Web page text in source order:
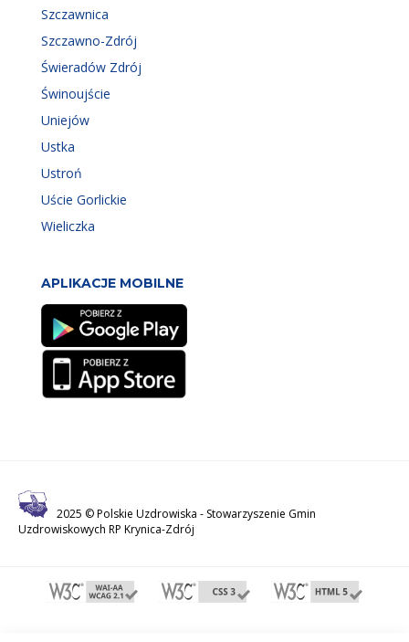
Szczawnica
Szczawno-Zdrój
Świeradów Zdrój
Świnoujście
Uniejów
Ustka
Ustroń
Uście Gorlickie
Wieliczka
APLIKACJE MOBILNE
2025 © Polskie Uzdrowiska - Stowarzyszenie Gmin
Uzdrowiskowych RP Krynica-Zdrój